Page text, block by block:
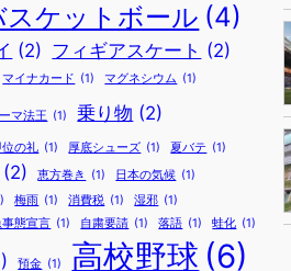
スケットボール (4)
(2) フィギアスケート (2)
マイナカード (1) マグネシウム (1)
マ法王 (1) 乗り物 (2)
位の礼 (1) 厚底シューズ (1) 夏バテ (1)
(2) 恵方巻き (1) 日本の気候 (1)
梅雨 (1) 消費税 (1) 湿邪 (1)
事態宣言 (1) 自粛要請 (1) 落語 (1) 蛙化 (1)
預金 (1) 高校野球 (6)